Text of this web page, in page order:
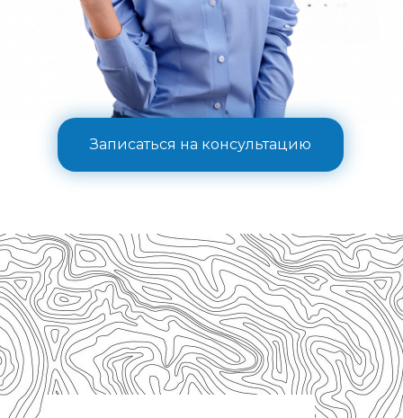
Записаться на консультацию